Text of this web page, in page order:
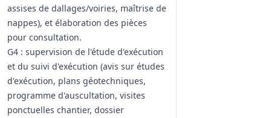
assises de dallages/voiries, maîtrise de
nappes), et élaboration des pièces
pour consultation.
G4 : supervision de l'étude d'exécution
et du suivi d'exécution (avis sur études
d'exécution, plans géotechniques,
programme d'auscultation, visites
ponctuelles chantier, dossier